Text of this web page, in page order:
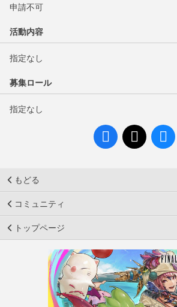
申請不可
活動内容
指定なし
募集ロール
指定なし
もどる
コミュニティ
トップページ